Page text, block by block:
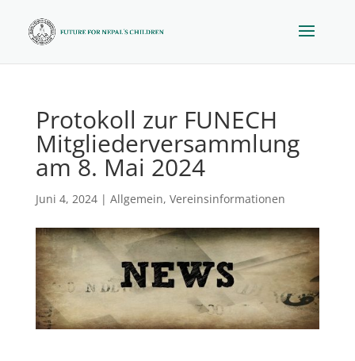
Protokoll zur FUNECH
Mitgliederversammlung
am 8. Mai 2024
Juni 4, 2024| Allgemein, Vereinsinformationen